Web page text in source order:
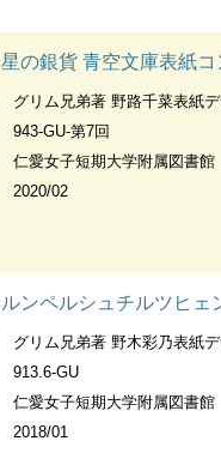
星の銀貨 青空文庫表紙コンテ
グリム兄弟著 野路千菜表紙デザイン
943-GU-第7回
仁愛女子短期大学附属図書館
2020/02
ルンペルシュチルツヒェン 青空文庫表紙
グリム兄弟著 野木彩乃表紙デザイン
913.6-GU
仁愛女子短期大学附属図書館
2018/01